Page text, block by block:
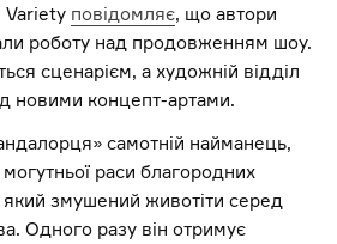
Variety повідомляє, що автори
роботу над продовженням шоу.
сценарієм, а художній відділ
новими концепт-артами.
самотній найманець,
раси благородних
який змушений животіти серед
Одного разу він отримує